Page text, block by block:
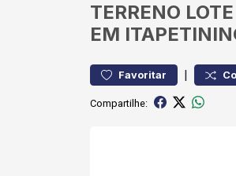
TERRENO LOTE
EM
Favoritar |
Compartilhe: